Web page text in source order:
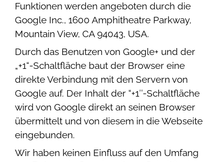
Funktionen werden angeboten durch die
Google Inc., 1600 Amphitheatre Parkway,
Mountain View, CA 94043, USA.
Durch das Benutzen von Google+ und der
„+1“-Schaltfläche baut der Browser eine
direkte Verbindung mit den Servern von
Google auf. Der Inhalt der “+1″-Schaltfläche
wird von Google direkt an seinen Browser
übermittelt und von diesem in die Webseite
eingebunden.
Wir haben keinen Einfluss auf den Umfang